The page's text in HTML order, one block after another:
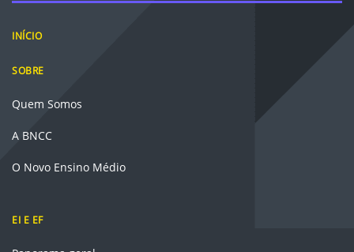
INÍCIO
SOBRE
Quem Somos
A BNCC
O Novo Ensino Médio
EI E EF